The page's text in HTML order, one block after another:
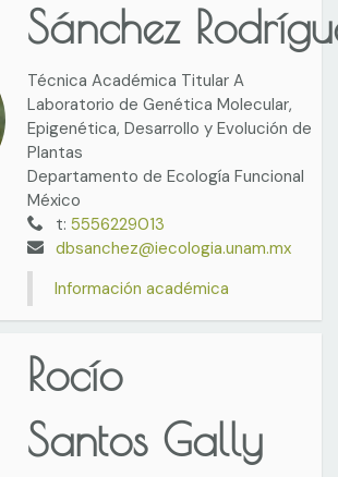
Sánchez
Técnica Académica Titular A
Laboratorio de Genética Molecular,
Epigenética, Desarrollo y Evolución de
Plantas
Departamento de Ecología Funcional
México
t:5556229013
dbsanchez@iecologia.unam.mx
Información académica
Rocío
Santos Gally